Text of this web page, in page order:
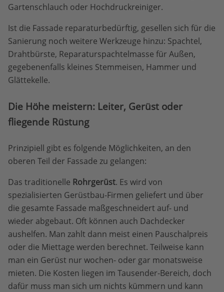
Gartenschlauch oder Hochdruckreiniger.
Ist die Fassade reparaturbedürftig, gesellen sich für die
Sanierung noch weitere Werkzeuge hinzu: Spachtel,
Drahtbürste, Reparaturspachtelmasse für Außen,
gegebenenfalls kleines Stemmeisen, Hammer und
Glättekelle.
Die Höhe meistern: Leiter, Gerüst oder
fliegende Rüstung
Prinzipiell gibt es folgende Möglichkeiten, an den
oberen Teil der Fassade zu gelangen:
Das traditionelle Rohrgerüst. Es wird von
spezialisierten Gerüstbau-Firmen geliefert und über
die gesamte Fassade maßgeschneidert auf- und
wieder abgebaut. Oft können auch Dachdecker
aushelfen. Man zahlt dann meist einen Pauschalpreis
oder die Miettage werden berechnet. Teilweise kann
man ein Gerüst nur wochen- oder gar monatsweise
mieten. Die Kosten liegen im Tausender-Bereich, doch
dafür muss man sich um nichts kümmern und kann